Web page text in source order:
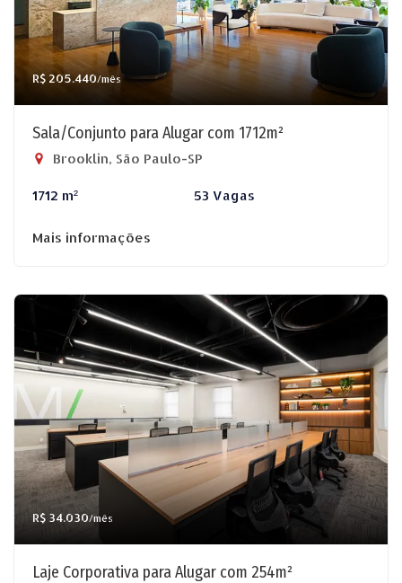
R$ 205.440/mês
Sala/Conjunto para Alugar com 1712m²
Brooklin, São Paulo-SP
1712 m² 53 Vagas
Mais informações
R$ 34.030/mês
Laje Corporativa para Alugar com 254m²